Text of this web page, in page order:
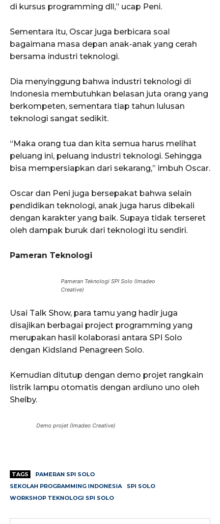
di kursus programming dll,” ucap Peni.
Sementara itu, Oscar juga berbicara soal
bagaimana masa depan anak-anak yang cerah
bersama industri teknologi.
Dia menyinggung bahwa industri teknologi di
Indonesia membutuhkan belasan juta orang yang
berkompeten, sementara tiap tahun lulusan
teknologi sangat sedikit.
“Maka orang tua dan kita semua harus melihat
peluang ini, peluang industri teknologi. Sehingga
bisa mempersiapkan dari sekarang,” imbuh Oscar.
Oscar dan Peni juga bersepakat bahwa selain
pendidikan teknologi, anak juga harus dibekali
dengan karakter yang baik. Supaya tidak terseret
oleh dampak buruk dari teknologi itu sendiri.
Pameran Teknologi
Pameran Teknologi SPI Solo (Imadeo
Creative)
Usai Talk Show, para tamu yang hadir juga
disajikan berbagai project programming yang
merupakan hasil kolaborasi antara SPI Solo
dengan Kidsland Penagreen Solo.
Kemudian ditutup dengan demo projet rangkain
listrik lampu otomatis dengan ardiuno uno oleh
Shelby.
Demo projet (Imadeo Creative)
TAGS
PAMERAN SPI SOLO
SEKOLAH PROGRAMMING INDONESIA
SPI SOLO
WORKSHOP TEKNOLOGI SPI SOLO